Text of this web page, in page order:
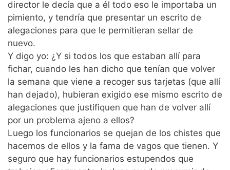
director le decía que a él todo eso le importaba un
pimiento, y tendría que presentar un escrito de
alegaciones para que le permitieran sellar de
nuevo.
Y digo yo: ¿Y si todos los que estaban allí para
fichar, cuando les han dicho que tenían que volver
la semana que viene a recoger sus tarjetas (que allí
han dejado), hubieran exigido ese mismo escrito de
alegaciones que justifiquen que han de volver allí
por un problema ajeno a ellos?
Luego los funcionarios se quejan de los chistes que
hacemos de ellos y la fama de vagos que tienen. Y
seguro que hay funcionarios estupendos que